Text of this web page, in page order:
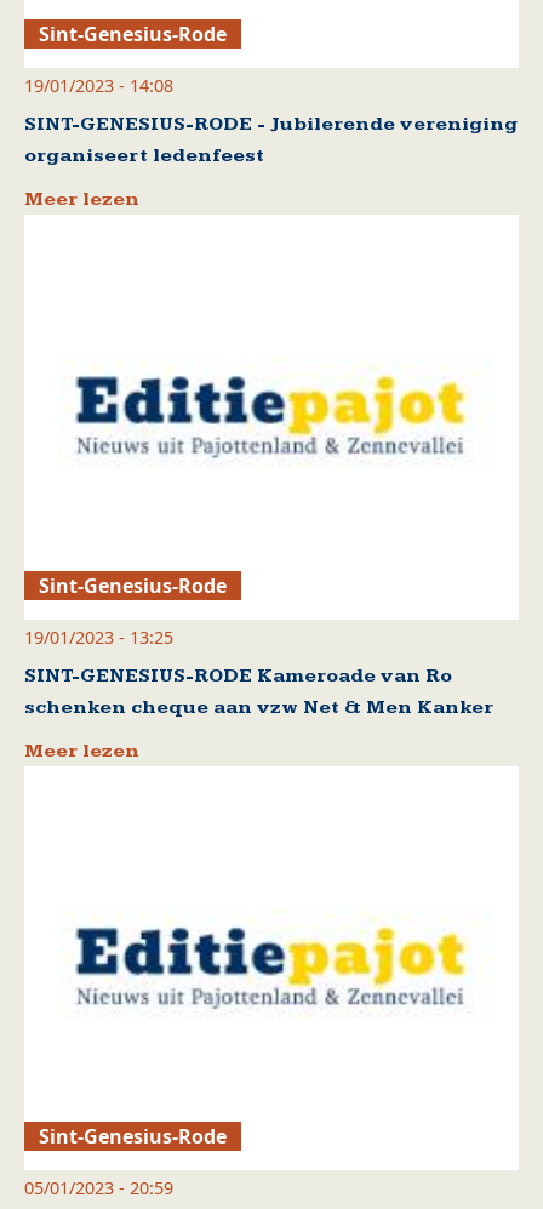
Sint-Genesius-Rode
19/01/2023 - 14:08
SINT-GENESIUS-RODE - Jubilerende vereniging
organiseert ledenfeest
Meer lezen
Sint-Genesius-Rode
19/01/2023 - 13:25
SINT-GENESIUS-RODE Kameroade van Ro
schenken cheque aan vzw Net & Men Kanker
Meer lezen
Sint-Genesius-Rode
05/01/2023 - 20:59